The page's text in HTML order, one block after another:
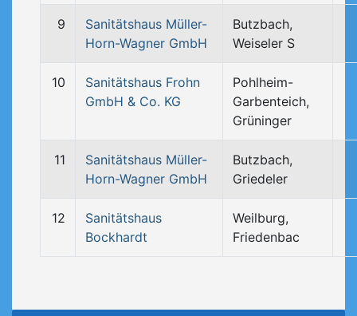
9
Sanitätshaus Müller-
Horn-Wagner GmbH
Butzbach,
Weiseler S
10
Sanitätshaus Frohn
GmbH & Co. KG
Pohlheim-
Garbenteich,
Grüninger
11
Sanitätshaus Müller-
Horn-Wagner GmbH
Butzbach,
Griedeler
12
Sanitätshaus
Bockhardt
Weilburg,
Friedenbac